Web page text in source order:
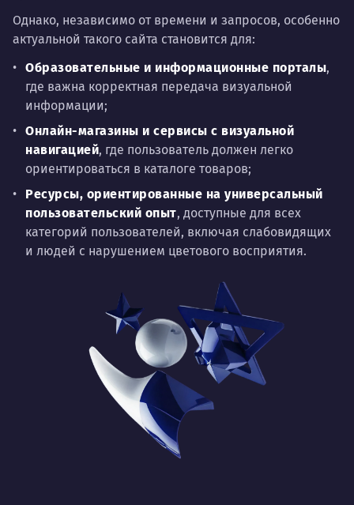
Однако, независимо от времени и запросов, особенно
актуальной такого сайта становится для:
Образовательные и информационные порталы,
где важна корректная передача визуальной
информации;
Онлайн-магазины и сервисы с визуальной
навигацией, где пользователь должен легко
ориентироваться в каталоге товаров;
Ресурсы, ориентированные на универсальный
пользовательский опыт, доступные для всех
категорий пользователей, включая слабовидящих
и людей с нарушением цветового восприятия.